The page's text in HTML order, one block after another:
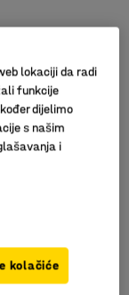
lokaciji da radi
funkcije
dijelimo
s našim
i
kolačiće